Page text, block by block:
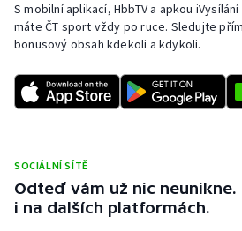
S mobilní aplikací, HbbTV a apkou
máte ČT sport vždy po ruce. Sledujte
bonusový obsah kdekoli a kdykoli.
SOCIÁLNÍ SÍTĚ
Odteď vám už nic neunikne.
i na dalších platformách.